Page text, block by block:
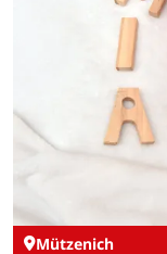
Mützenich